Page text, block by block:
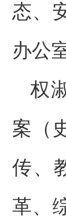
态、
办公
权
案（
传、
革、